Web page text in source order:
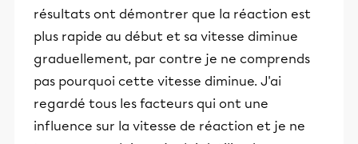
résultats ont démontrer que la réaction est
plus rapide au début et sa vitesse diminue
graduellement, par contre je ne comprends
pas pourquoi cette vitesse diminue. J'ai
regardé tous les facteurs qui ont une
influence sur la vitesse de réaction et je ne